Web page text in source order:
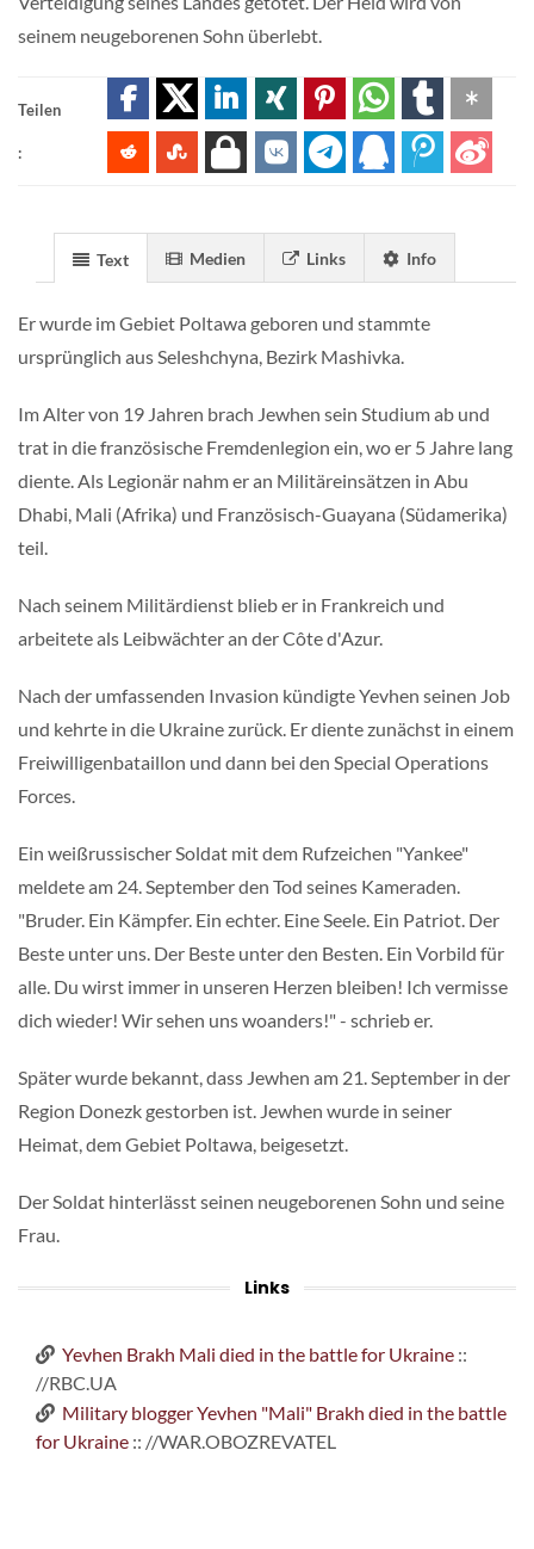
seinem neugeborenen Sohn überlebt.
Teilen
:
Text Medien Links Info
Er wurde im Gebiet Poltawa geboren und stammte
ursprünglich aus Seleshchyna, Bezirk Mashivka.
Im Alter von 19 Jahren brach Jewhen sein Studium ab und
trat in die französische Fremdenlegion ein, wo er 5 Jahre lang
diente. Als Legionär nahm er an Militäreinsätzen in Abu
Dhabi, Mali (Afrika) und Französisch-Guayana (Südamerika)
teil.
Nach seinem Militärdienst blieb er in Frankreich und
arbeitete als Leibwächter an der Côte d'Azur.
Nach der umfassenden Invasion kündigte Yevhen seinen Job
und kehrte in die Ukraine zurück. Er diente zunächst in einem
Freiwilligenbataillon und dann bei den Special Operations
Forces.
Ein weißrussischer Soldat mit dem Rufzeichen "Yankee"
meldete am 24. September den Tod seines Kameraden.
"Bruder. Ein Kämpfer. Ein echter. Eine Seele. Ein Patriot. Der
Beste unter uns. Der Beste unter den Besten. Ein Vorbild für
alle. Du wirst immer in unseren Herzen bleiben! Ich vermisse
dich wieder! Wir sehen uns woanders!" - schrieb er.
Später wurde bekannt, dass Jewhen am 21. September in der
Region Donezk gestorben ist. Jewhen wurde in seiner
Heimat, dem Gebiet Poltawa, beigesetzt.
Der Soldat hinterlässt seinen neugeborenen Sohn und seine
Frau.
Links
Yevhen Brakh Mali died in the battle for Ukraine ::
//RBC.UA
Military blogger Yevhen "Mali" Brakh died in the battle
for Ukraine :: //WAR.OBOZREVATEL